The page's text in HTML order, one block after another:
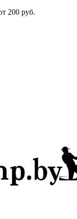
200 руб.